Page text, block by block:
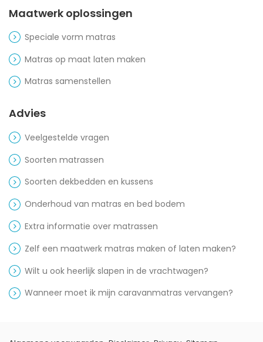
Maatwerk oplossingen
Speciale vorm matras
Matras op maat laten maken
Matras samenstellen
Advies
Veelgestelde vragen
Soorten matrassen
Soorten dekbedden en kussens
Onderhoud van matras en bed bodem
Extra informatie over matrassen
Zelf een maatwerk matras maken of laten maken?
Wilt u ook heerlijk slapen in de vrachtwagen?
Wanneer moet ik mijn caravanmatras vervangen?